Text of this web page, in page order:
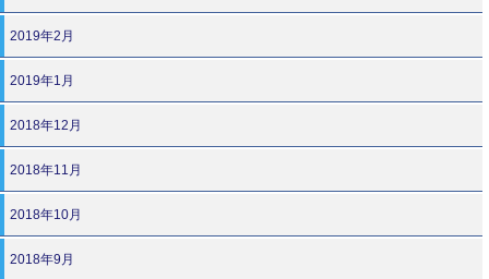
2019年2月
2019年1月
2018年12月
2018年11月
2018年10月
2018年9月